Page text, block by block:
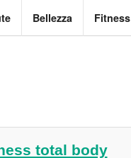
Bellezza Fitness
total body